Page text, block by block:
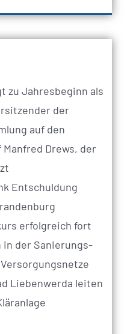
zu Jahresbeginn als
der
auf den
Drews, der
Entschuldung
erfolgreich fort
der Sanierungs-
Liebenwerda leiten